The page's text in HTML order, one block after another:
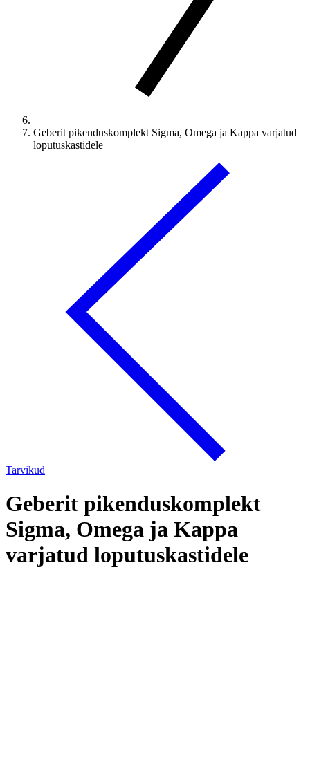
Geberit pikenduskomplekt Sigma, Omega ja Kappa varjatud
loputuskastidele
Tarvikud
Geberit pikenduskomplekt
Sigma, Omega ja Kappa
varjatud loputuskastidele